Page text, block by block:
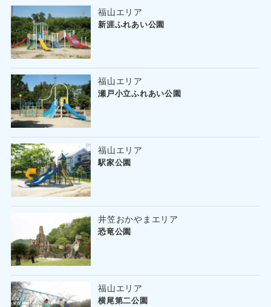
福山エリア
新涯ふれあい公園
福山エリア
瀬戸小立ふれあい公園
福山エリア
駅家公園
井笠おかやまエリア
恐竜公園
福山エリア
横尾第二公園